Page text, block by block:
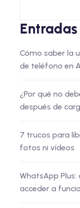
Cómo saber la
de teléfono en
¿Por qué no
después de
7 trucos para
fotos ni vídeos
WhatsApp
acceder a